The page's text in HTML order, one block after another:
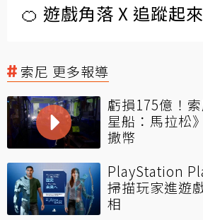
🍊 遊戲角落 X 追蹤起來
索尼 更多報導
虧損175億！
星船：馬拉松
撒幣
PlayStation
掃描玩家進遊
相